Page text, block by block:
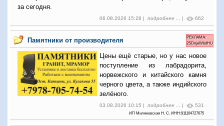
за сегодня.
06.08.2026 15:28 | подробнее ... 662
Памятники от производителя
РЕКЛАМА:
2SDnjeWbdHU
Цены ещё старые, но у нас новое
поступление из лабрадорита,
норвежского и китайского камня
черного цвета, а также индийского
зелёного.
03.08.2026 10:15 | подробнее ... 531
ИП Миляновская Н. С. ИНН:911104727675